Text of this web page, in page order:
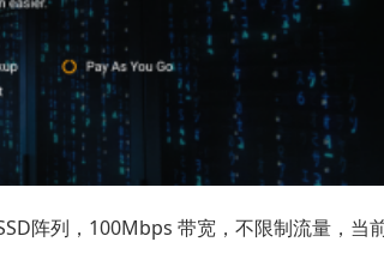
阵列，100Mbps 带宽，不限制流量，当